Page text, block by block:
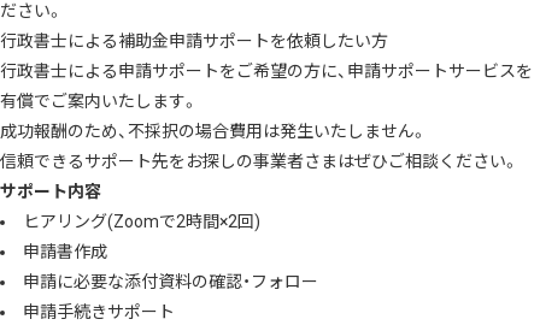
ださい。
行政書士による補助金申請サポートを依頼したい方
行政書士による申請サポートをご希望の方に、申請サポートサービスを
有償でご案内いたします。
成功報酬のため、不採択の場合費用は発生いたしません。
信頼できるサポート先をお探しの事業者さまはぜひご相談ください。
サポート内容
ヒアリング(Zoomで2時間×2回)
申請書作成
申請に必要な添付資料の確認・フォロー
申請手続きサポート